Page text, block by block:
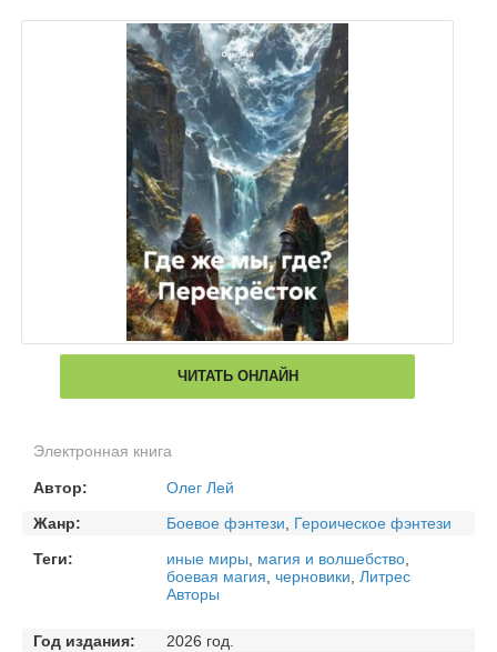
ЧИТАТЬ ОНЛАЙН
Электронная книга
Автор:
Олег Лей
Жанр:
Боевое фэнтези
Героическое фэнтези
Теги:
иные миры магия и волшебство
боевая магия черновики
Литрес
Авторы
Год издания: 2026 год.